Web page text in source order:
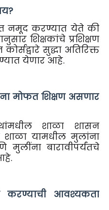
नमूद करण्यात येते की
शिक्षकांचे प्रशिक्षण
सुद्धा अतिरिक्त
येणार आहे.
मोफत शिक्षण असणार
शाळा शासन
शाळा यामधील मुलांना
मुलींना बारावीपर्यंतचे
करण्याची आवश्यकता